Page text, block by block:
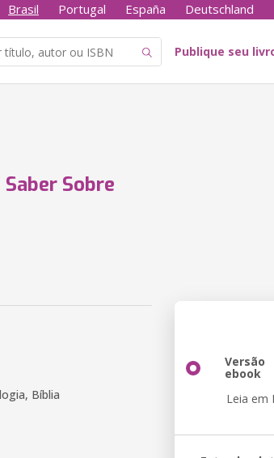
Brasil Portugal España Deutschland
Publique seu
Saber Sobre
Bíblia
Versão
ebook
Leia em